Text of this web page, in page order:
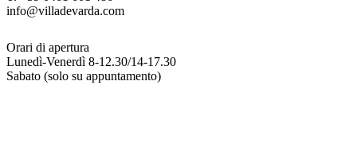
info@villadevarda.com
Orari di apertura
Lunedì-Venerdì 8-12.30/14-17.30
Sabato (solo su appuntamento)